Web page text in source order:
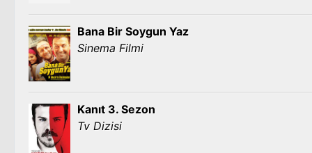
Bana Bir Soygun Yaz
Sinema Filmi
Kanıt 3. Sezon
Tv Dizisi